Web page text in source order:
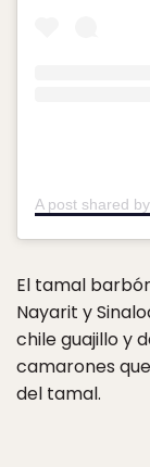
A post shared
El tamal
Nayarit y
chile guajillo y
camarones
del tamal.